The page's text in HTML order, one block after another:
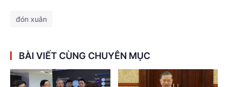
đón xuân
BÀI VIẾT CÙNG CHUYÊN MỤC